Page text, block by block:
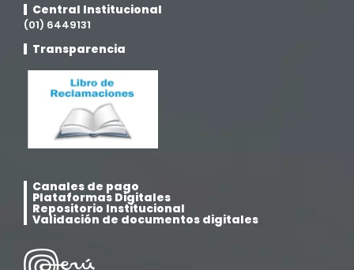
Movilidad Académica
Noticias
Posgrado
Pregrado
Psicología
Central Institucional
(01) 6449131
Transparencia
Canales de pago
Plataformas Digitales
Repositorio Institucional
Validación de documentos digitales